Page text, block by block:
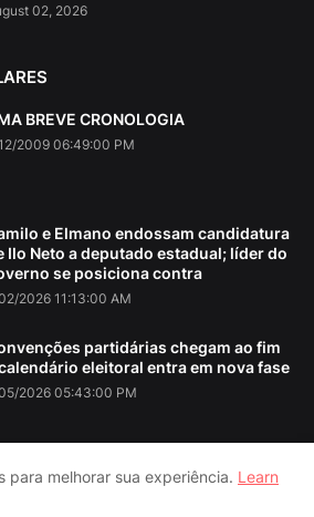
02, 2026
BREVE CRONOLOGIA
2009 06:49:00 PM
e Elmano endossam candidatura
Ilo Neto a deputado estadual; líder do
se posiciona contra
2026 11:13:00 AM
partidárias chegam ao fim
eleitoral entra em nova fase
2026 05:43:00 PM
para melhorar sua experiência. Learn